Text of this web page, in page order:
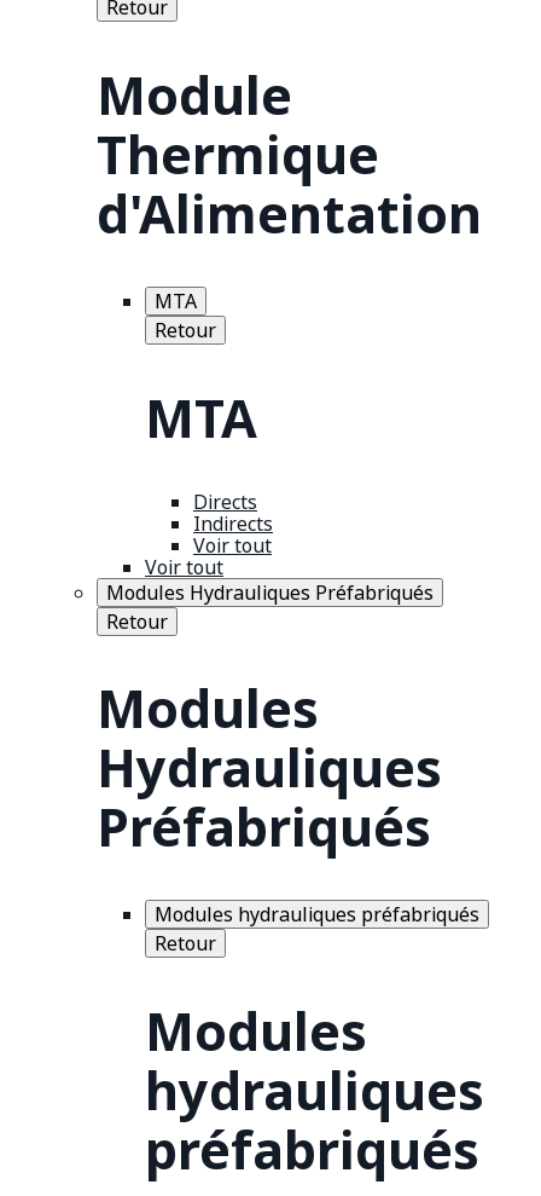
Retour
Module
Thermique
d'Alimentation
MTA
Retour
MTA
Directs
Indirects
Voir tout
Voir tout
Modules Hydrauliques Préfabriqués
Retour
Modules
Hydrauliques
Préfabriqués
Modules hydrauliques préfabriqués
Retour
Modules
hydrauliques
préfabriqués